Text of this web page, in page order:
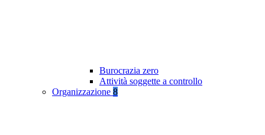
Burocrazia zero
Attività soggette a controllo
Organizzazione 8